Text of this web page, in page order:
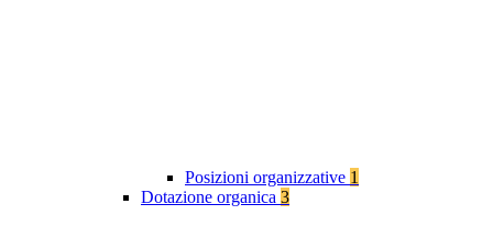
Posizioni organizzative 1
Dotazione organica 3